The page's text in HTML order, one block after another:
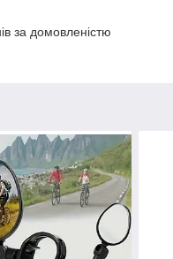
за домовленістю